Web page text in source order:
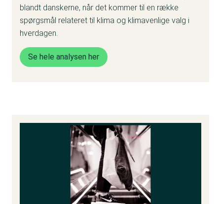
blandt danskerne, når det kommer til en række
spørgsmål relateret til klima og klimavenlige valg i
hverdagen.
Se hele analysen her